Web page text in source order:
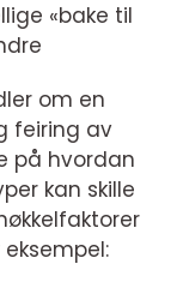
«bake til
om en
feiring av
på hvordan
kan skille